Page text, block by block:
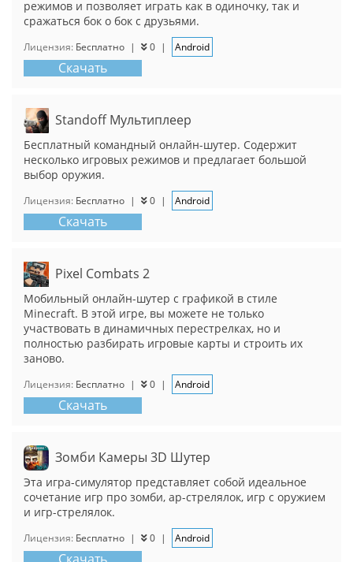
режимов и позволяет играть как в одиночку, так и
сражаться бок о бок с друзьями.
Лицензия: Бесплатно | 0 | Android
Скачать
Standoff Мультиплеер
Бесплатный командный онлайн-шутер. Содержит
несколько игровых режимов и предлагает большой
выбор оружия.
Лицензия: Бесплатно | 0 | Android
Скачать
Pixel Combats 2
Мобильный онлайн-шутер с графикой в стиле
Minecraft. В этой игре, вы можете не только
участвовать в динамичных перестрелках, но и
полностью разбирать игровые карты и строить их
заново.
Лицензия: Бесплатно | 0 | Android
Скачать
Зомби Камеры 3D Шутер
Эта игра-симулятор представляет собой идеальное
сочетание игр про зомби, ар-стрелялок, игр с оружием
и игр-стрелялок.
Лицензия: Бесплатно | 0 | Android